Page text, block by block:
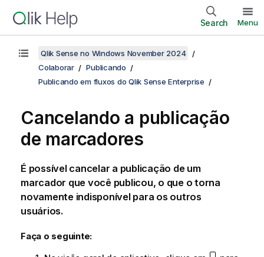
Search Menu
Qlik Sense no Windows November 2024
Colaborar
Publicando
Publicando em fluxos do Qlik Sense Enterprise
Cancelando a publicação
de marcadores
É possível cancelar a publicação de um
marcador que você publicou, o que o torna
novamente indisponível para os outros
usuários.
Faça o seguinte: